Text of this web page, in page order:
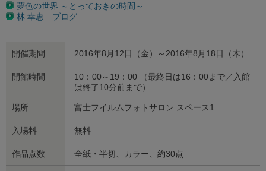
夢色の世界 ～とっておきの時間～
林 幸恵 ブログ
開催期間 2016年8月12日（金）～2016年8月18日（木）
開館時間
10：00～19：00 （最終日は16：00まで／入館
は終了10分前まで）
場所 富士フイルムフォトサロン スペース1
入場料 無料
作品点数 全紙・半切、カラー、約30点